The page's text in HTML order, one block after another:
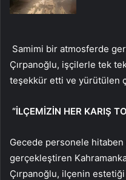
Samimi bir atmosferde
Çırpanoğlu, işçilerle tek
teşekkür etti ve yürütülen
“İLÇEMİZİN HER KARIŞ
Gecede personele
gerçekleştiren
Çırpanoğlu, ilçenin